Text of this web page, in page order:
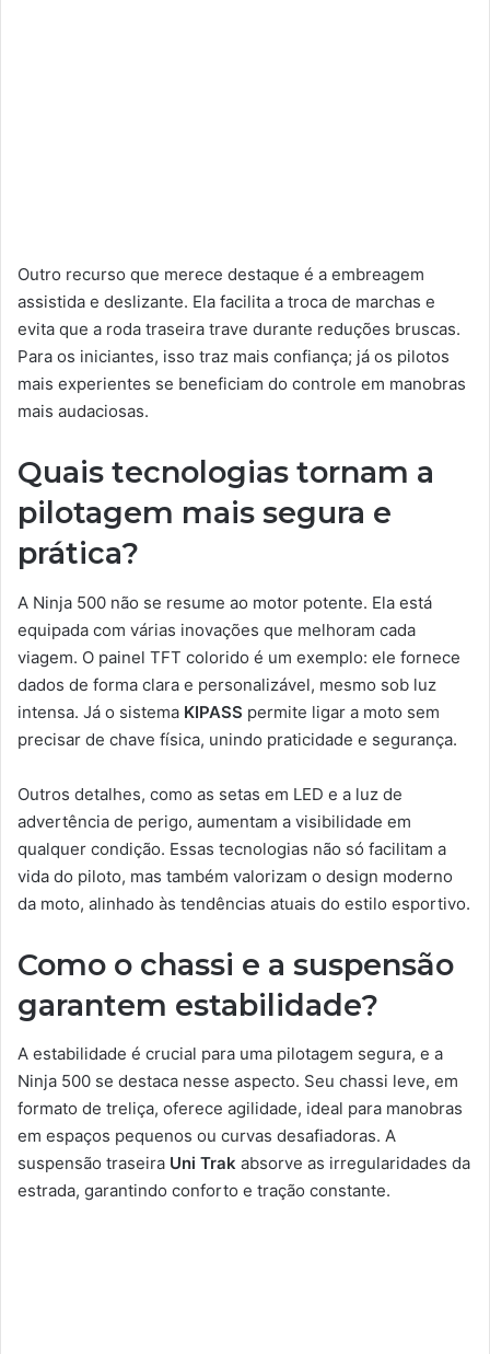
Outro recurso que merece destaque é a embreagem
assistida e deslizante. Ela facilita a troca de marchas e
evita que a roda traseira trave durante reduções bruscas.
Para os iniciantes, isso traz mais confiança; já os pilotos
mais experientes se beneficiam do controle em manobras
mais audaciosas.
Quais tecnologias tornam a
pilotagem mais segura e
prática?
A Ninja 500 não se resume ao motor potente. Ela está
equipada com várias inovações que melhoram cada
viagem. O painel TFT colorido é um exemplo: ele fornece
dados de forma clara e personalizável, mesmo sob luz
intensa. Já o sistema KIPASS permite ligar a moto sem
precisar de chave física, unindo praticidade e segurança.
Outros detalhes, como as setas em LED e a luz de
advertência de perigo, aumentam a visibilidade em
qualquer condição. Essas tecnologias não só facilitam a
vida do piloto, mas também valorizam o design moderno
da moto, alinhado às tendências atuais do estilo esportivo.
Como o chassi e a suspensão
garantem estabilidade?
A estabilidade é crucial para uma pilotagem segura, e a
Ninja 500 se destaca nesse aspecto. Seu chassi leve, em
formato de treliça, oferece agilidade, ideal para manobras
em espaços pequenos ou curvas desafiadoras. A
suspensão traseira Uni Trak absorve as irregularidades da
estrada, garantindo conforto e tração constante.